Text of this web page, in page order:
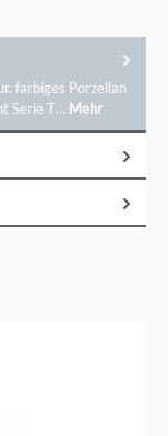
farbiges Porzellan
Serie T… Mehr